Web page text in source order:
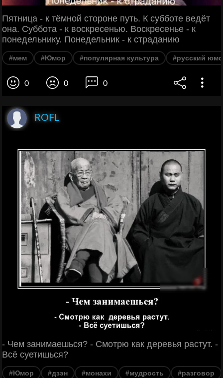
Пятница - к тёмной стороне путь. К субботе ведёт
она. Суббота - к воскресенью. Воскресенье - к
понедельнику. Понедельник - к страданию
#мем #Юмор #популярная культура #русский
0 0 0
ROFL
- Чем занимаешься? - Смотрю как деревья растут. -
Всё суетишься?
#Юмор #дзэн #монахи #мудрость #разговор